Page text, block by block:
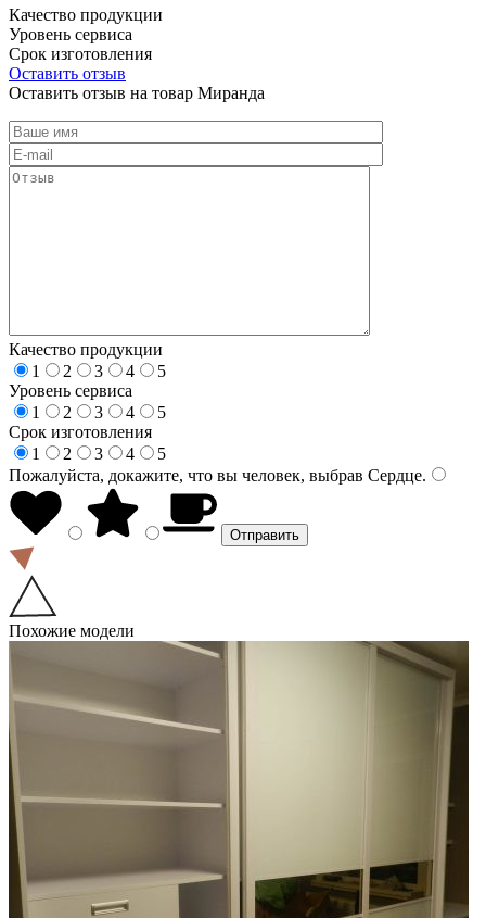
Качество продукции
Уровень сервиса
Срок изготовления
Оставить отзыв
Оставить отзыв на товар Миранда
Качество продукции
1
2 3 4
5
Уровень сервиса
1
2 3 4
5
Срок изготовления
1
2 3 4
5
Пожалуйста, докажите, что вы человек, выбрав Сердце.
Похожие модели